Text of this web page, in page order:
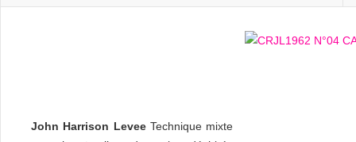
John Harrison LeveeTechnique mixte